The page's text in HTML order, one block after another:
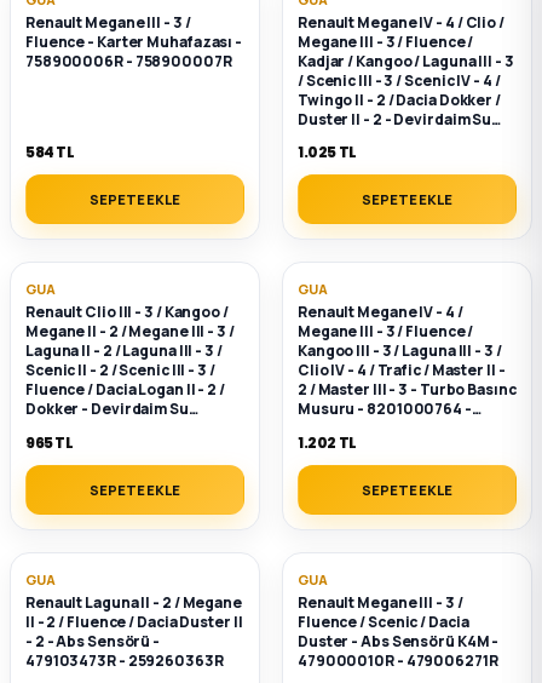
Renault Megane III - 3 /
Fluence - Karter Muhafazası -
758900006R - 758900007R
584 TL
SEPETE EKLE
Renault Megane IV - 4 / Clio /
Megane III - 3 / Fluence /
Kadjar / Kangoo / Laguna III - 3
/ Scenic III - 3 / Scenic IV - 4 /
Twingo II - 2 / Dacia Dokker /
Duster II - 2 - Devirdaim Su
8660003373
1.025 TL
SEPETE EKLE
GUA
Renault Clio III - 3 / Kangoo /
Megane II - 2 / Megane III - 3 /
Laguna II - 2 / Laguna III - 3 /
Scenic II - 2 / Scenic III - 3 /
Fluence / Dacia Logan II - 2 /
Dokker - Devirdaim Su
- 210101302R
965 TL
SEPETE EKLE
GUA
Renault Megane IV - 4 /
Megane III - 3 / Fluence /
Kangoo III - 3 / Laguna III - 3 /
Clio IV - 4 / Trafic / Master II -
2 / Master III - 3 - Turbo Basınc
Musuru - 8201000764 -
1.202 TL
SEPETE EKLE
GUA
Renault Laguna II - 2 / Megane
II - 2 / Fluence / Dacia Duster II
- 2 - Abs Sensörü -
479103473R - 259260363R
GUA
Renault Megane III - 3 /
Fluence / Scenic / Dacia
Duster - Abs Sensörü K4M -
479000010R - 479006271R